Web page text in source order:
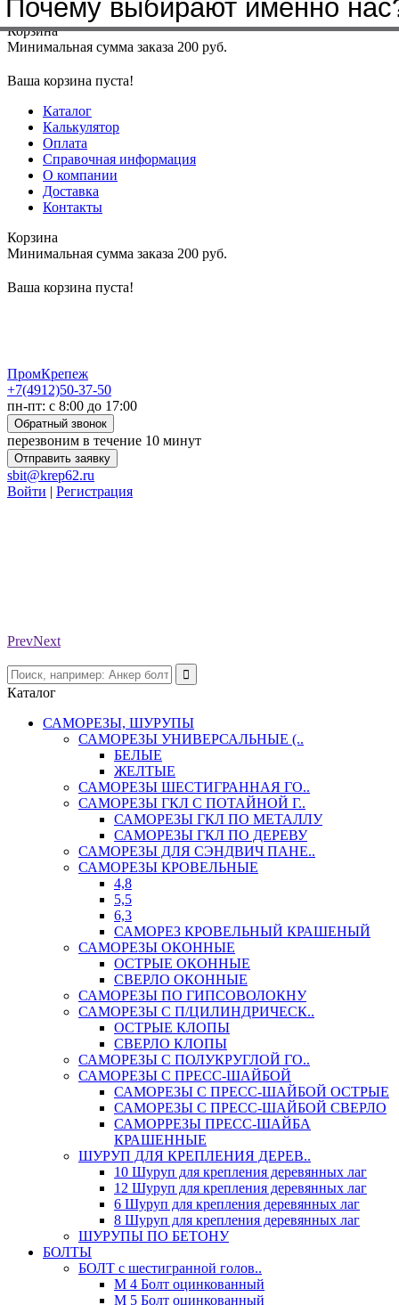
Меню+7(4912)50-37-50sbit@krep62.ru
Корзина
Минимальная сумма заказа 200 руб.
Ваша корзина пуста!
Каталог
Калькулятор
Оплата
Справочная информация
О компании
Доставка
Контакты
Корзина
Минимальная сумма заказа 200 руб.
Ваша корзина пуста!
ПромКрепеж
+7(4912)50-37-50
пн-пт: с 8:00 до 17:00
Обратный звонок
перезвоним в течение 10 минут
Отправить заявку
sbit@krep62.ru
Войти | Регистрация
PrevNext
Каталог
САМОРЕЗЫ, ШУРУПЫ
САМОРЕЗЫ УНИВЕРСАЛЬНЫЕ (..
БЕЛЫЕ
ЖЕЛТЫЕ
САМОРЕЗЫ ШЕСТИГРАННАЯ ГО..
САМОРЕЗЫ ГКЛ С ПОТАЙНОЙ Г..
САМОРЕЗЫ ГКЛ ПО МЕТАЛЛУ
САМОРЕЗЫ ГКЛ ПО ДЕРЕВУ
САМОРЕЗЫ ДЛЯ СЭНДВИЧ ПАНЕ..
САМОРЕЗЫ КРОВЕЛЬНЫЕ
4,8
5,5
6,3
САМОРЕЗ КРОВЕЛЬНЫЙ КРАШЕНЫЙ
САМОРЕЗЫ ОКОННЫЕ
ОСТРЫЕ ОКОННЫЕ
СВЕРЛО ОКОННЫЕ
САМОРЕЗЫ ПО ГИПСОВОЛОКНУ
САМОРЕЗЫ С П/ЦИЛИНДРИЧЕСК..
ОСТРЫЕ КЛОПЫ
СВЕРЛО КЛОПЫ
САМОРЕЗЫ С ПОЛУКРУГЛОЙ ГО..
САМОРЕЗЫ С ПРЕСС-ШАЙБОЙ
САМОРЕЗЫ С ПРЕСС-ШАЙБОЙ ОСТРЫЕ
САМОРЕЗЫ С ПРЕСС-ШАЙБОЙ СВЕРЛО
САМОРРЕЗЫ ПРЕСС-ШАЙБА
КРАШЕННЫЕ
ШУРУП ДЛЯ КРЕПЛЕНИЯ ДЕРЕВ..
10 Шуруп для крепления деревянных лаг
12 Шуруп для крепления деревянных лаг
6 Шуруп для крепления деревянных лаг
8 Шуруп для крепления деревянных лаг
ШУРУПЫ ПО БЕТОНУ
БОЛТЫ
БОЛТ с шестигранной голов..
М 4 Болт оцинкованный
М 5 Болт оцинкованный
Почему выбирают именно